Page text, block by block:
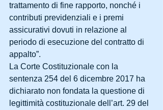
trattamento di fine rapporto, nonché i
contributi previdenziali e i premi
assicurativi dovuti in relazione al
periodo di esecuzione del contratto di
appalto”.
La Corte Costituzionale con la
sentenza 254 del 6 dicembre 2017 ha
dichiarato non fondata la questione di
legittimità costituzionale dell’art. 29 del